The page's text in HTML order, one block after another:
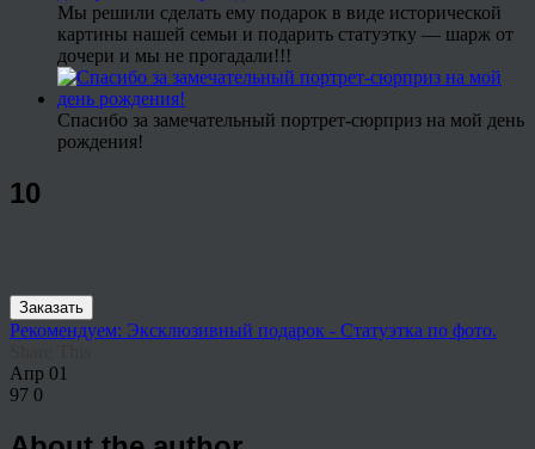
Мы решили сделать ему подарок в виде исторической
картины нашей семьи и подарить статуэтку — шарж от
дочери и мы не прогадали!!!
Спасибо за замечательный портрет-сюрприз на мой день
рождения!
10
Заказать
Рекомендуем: Эксклюзивный подарок - Статуэтка по фото.
Апр 01
97 0